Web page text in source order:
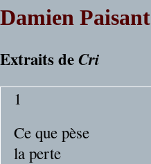
Damien Paisant
Extraits deCri
1
Ce que pèse
la perte